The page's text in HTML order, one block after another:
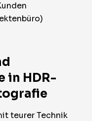
in HDR-
teurer Technik